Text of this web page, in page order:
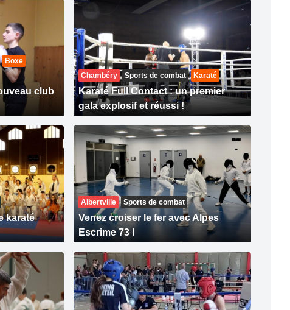
Boxe
club
Chambéry Sports de combat Karaté
Karaté Full Contact : un premier
gala explosif et réussi !
karaté
Albertville Sports de combat
Venez croiser le fer avec Alpes
Escrime 73 !